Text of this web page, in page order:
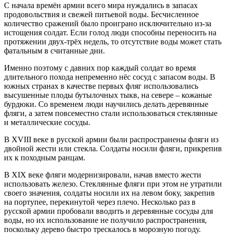
С начала времён армии всего мира нуждались в запасах
продовольствия и свежей питьевой воды. Бесчисленное
количество сражений было проиграно исключительно из-за
истощения солдат. Если голод люди способны переносить на
протяжении двух-трёх недель, то отсутствие воды может стать
фатальным в считанные дни.
Именно поэтому с давних пор каждый солдат во время
длительного похода непременно нёс сосуд с запасом воды. В
южных странах в качестве первых фляг использовались
высушенные плоды бутылочных тыкв, на севере – кожаные
бурдюки. Со временем люди научились делать деревянные
фляги, а затем повсеместно стали использоваться стеклянные
и металлические сосуды.
В XVIII веке в русской армии были распространены фляги из
двойной жести или стекла. Солдаты носили фляги, прикрепив
их к походным ранцам.
В XIX веке фляги модернизировали, начав вместо жести
использовать железо. Стеклянные фляги при этом не утратили
своего значения, солдаты носили их на левом боку, закрепив
на портупее, перекинутой через плечо. Несколько раз в
русской армии пробовали вводить и деревянные сосуды для
воды, но их использование не получило распространения,
поскольку дерево быстро трескалось в морозную погоду.